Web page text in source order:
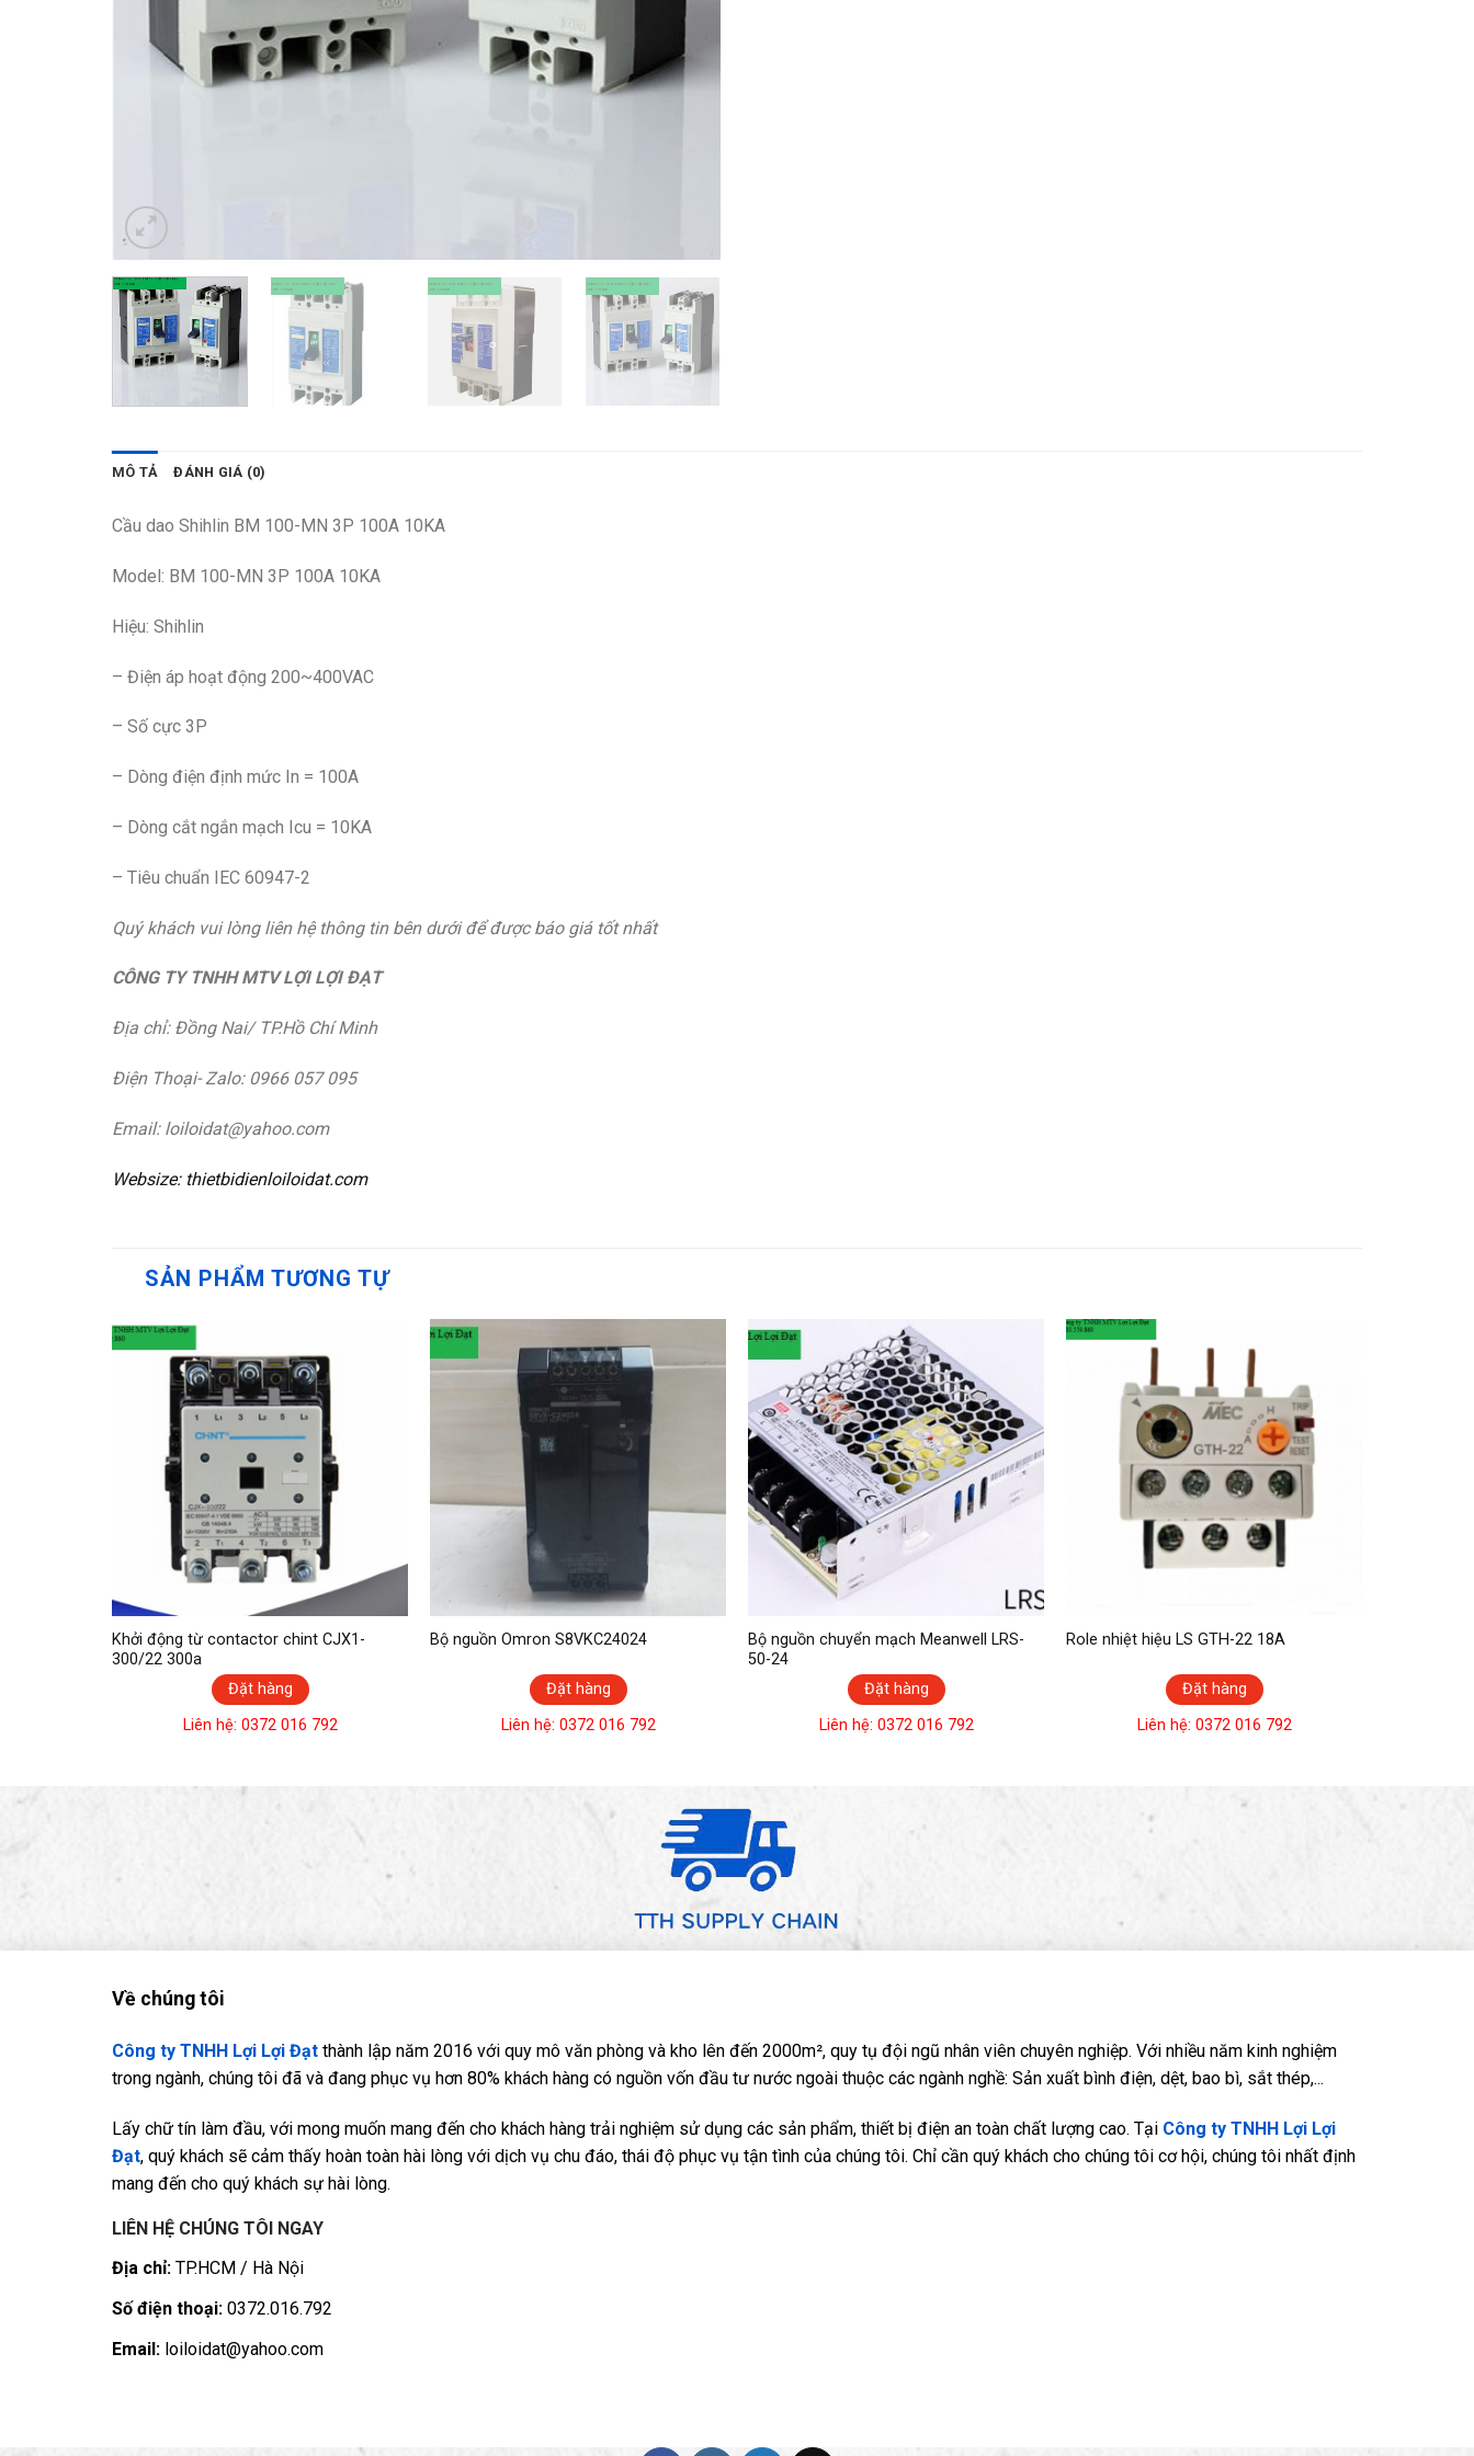
MÔ TẢ ĐÁNH GIÁ (0)
Cầu dao Shihlin BM 100-MN 3P 100A 10KA
Model: BM 100-MN 3P 100A 10KA
Hiệu: Shihlin
– Điện áp hoạt động 200~400VAC
– Số cực 3P
– Dòng điện định mức In = 100A
– Dòng cắt ngắn mạch Icu = 10KA
– Tiêu chuẩn IEC 60947-2
Quý khách vui lòng liên hệ thông tin bên dưới để được báo giá tốt nhất
CÔNG TY TNHH MTV LỢI LỢI ĐẠT
Địa chỉ: Đồng Nai/ TP.Hồ Chí Minh
Điện Thoại- Zalo: 0966 057 095
Email: loiloidat@yahoo.com
Websize: thietbidienloiloidat.com
SẢN PHẨM TƯƠNG TỰ
Khởi động từ contactor chint CJX1-
300/22 300a
Đặt hàng
Liên hệ: 0372 016 792
Bộ nguồn Omron S8VKC24024
Đặt hàng
Liên hệ: 0372 016 792
Bộ nguồn chuyển mạch Meanwell LRS-
50-24
Đặt hàng
Liên hệ: 0372 016 792
Role nhiệt hiệu LS GTH-22 18A
Đặt hàng
Liên hệ: 0372 016 792
Về chúng tôi
Công ty TNHH Lợi Lợi Đạt thành lập năm 2016 với quy mô văn phòng và kho lên đến 2000m², quy tụ đội ngũ nhân viên chuyên nghiệp. Với nhiều năm kinh nghiệm
trong ngành, chúng tôi đã và đang phục vụ hơn 80% khách hàng có nguồn vốn đầu tư nước ngoài thuộc các ngành nghề: Sản xuất bình điện, dệt, bao bì, sắt thép,...
Lấy chữ tín làm đầu, với mong muốn mang đến cho khách hàng trải nghiệm sử dụng các sản phẩm, thiết bị điện an toàn chất lượng cao. Tại Công ty TNHH Lợi Lợi
Đạt, quý khách sẽ cảm thấy hoàn toàn hài lòng với dịch vụ chu đáo, thái độ phục vụ tận tình của chúng tôi. Chỉ cần quý khách cho chúng tôi cơ hội, chúng tôi nhất định
mang đến cho quý khách sự hài lòng.
LIÊN HỆ CHÚNG TÔI NGAY
Địa chỉ: TP.HCM / Hà Nội
Số điện thoại: 0372.016.792
Email: loiloidat@yahoo.com